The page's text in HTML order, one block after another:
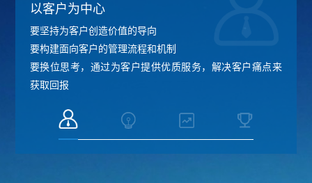
以客户为中心
要坚持为客户创造价值的导向
要构建面向客户的管理流程和机制
要换位思考，通过为客户提供优质服务，解决客户痛点来
获取回报